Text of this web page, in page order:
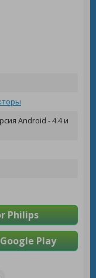
Android - 4.4 и
Philips
Play